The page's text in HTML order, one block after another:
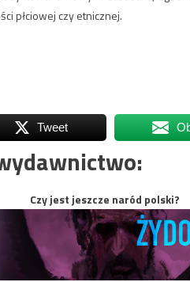
płciowej czy etnicznej.
Tweet
Czy jest jeszcze naród polski?